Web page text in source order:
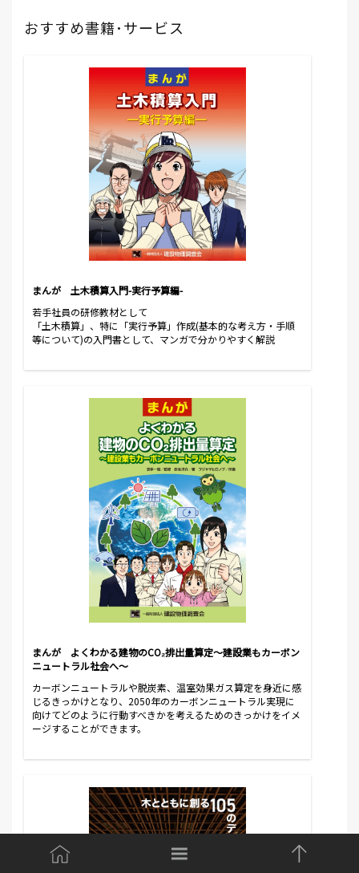
おすすめ書籍･サービス
まんが 土木積算入門-実行予算編-
若手社員の研修教材として
「土木積算」、特に「実行予算」作成(基本的な考え方・手順
等について)の入門書として、マンガで分かりやすく解説
まんが よくわかる建物のCO₂排出量算定～建設業もカーボン
ニュートラル社会へ～
カーボンニュートラルや脱炭素、温室効果ガス算定を身近に感
じるきっかけとなり、2050年のカーボンニュートラル実現に
向けてどのように行動すべきかを考えるためのきっかけをイメ
ージすることができます。